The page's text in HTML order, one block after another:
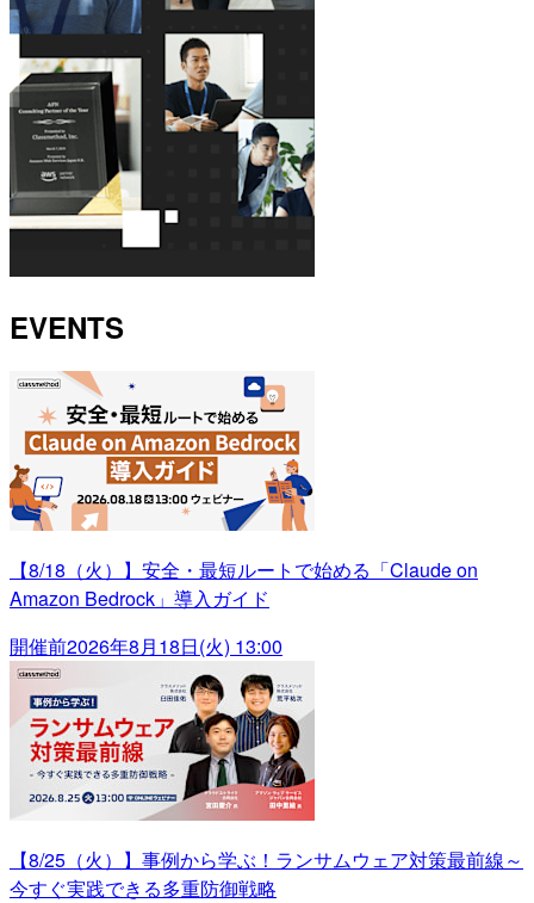
EVENTS
【8/18（火）】安全・最短ルートで始める「Claude on
Amazon Bedrock」導入ガイド
開催前2026年8月18日(火) 13:00
【8/25（火）】事例から学ぶ！ランサムウェア対策最前線～
今すぐ実践できる多重防御戦略